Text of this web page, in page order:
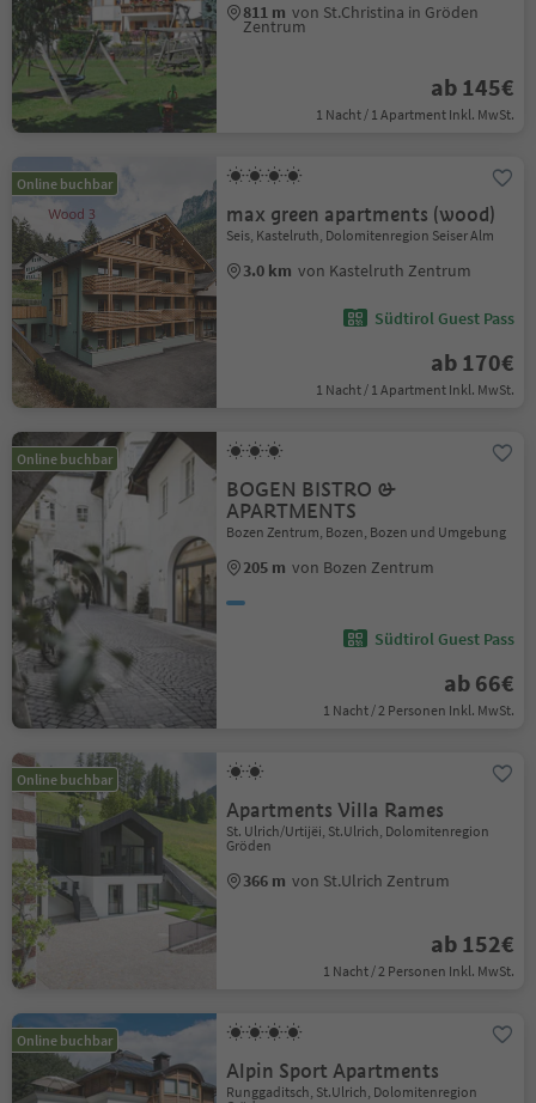
811 m von St.Christina in Gröden
Zentrum
ab 145€
1 Nacht / 1 Apartment Inkl. MwSt.
Online buchbar
max green apartments (wood)
Seis, Kastelruth, Dolomitenregion Seiser Alm
3.0 km von Kastelruth Zentrum
Südtirol Guest Pass
ab 170€
1 Nacht / 1 Apartment Inkl. MwSt.
Online buchbar
BOGEN BISTRO &
APARTMENTS
Bozen Zentrum, Bozen, Bozen und Umgebung
205 m von Bozen Zentrum
Südtirol Guest Pass
ab 66€
1 Nacht / 2 Personen Inkl. MwSt.
Online buchbar
Apartments Villa Rames
St. Ulrich/Urtijëi, St.Ulrich, Dolomitenregion
Gröden
366 m von St.Ulrich Zentrum
ab 152€
1 Nacht / 2 Personen Inkl. MwSt.
Online buchbar
Alpin Sport Apartments
Runggaditsch, St.Ulrich, Dolomitenregion